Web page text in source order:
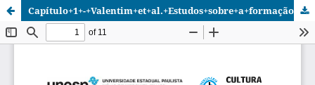
Capítulo+1+-+Valentim+et+al.+Estudos+sobre+a+formação+do+profissional+da+informação+Brasil+e+Mercosul.pdf